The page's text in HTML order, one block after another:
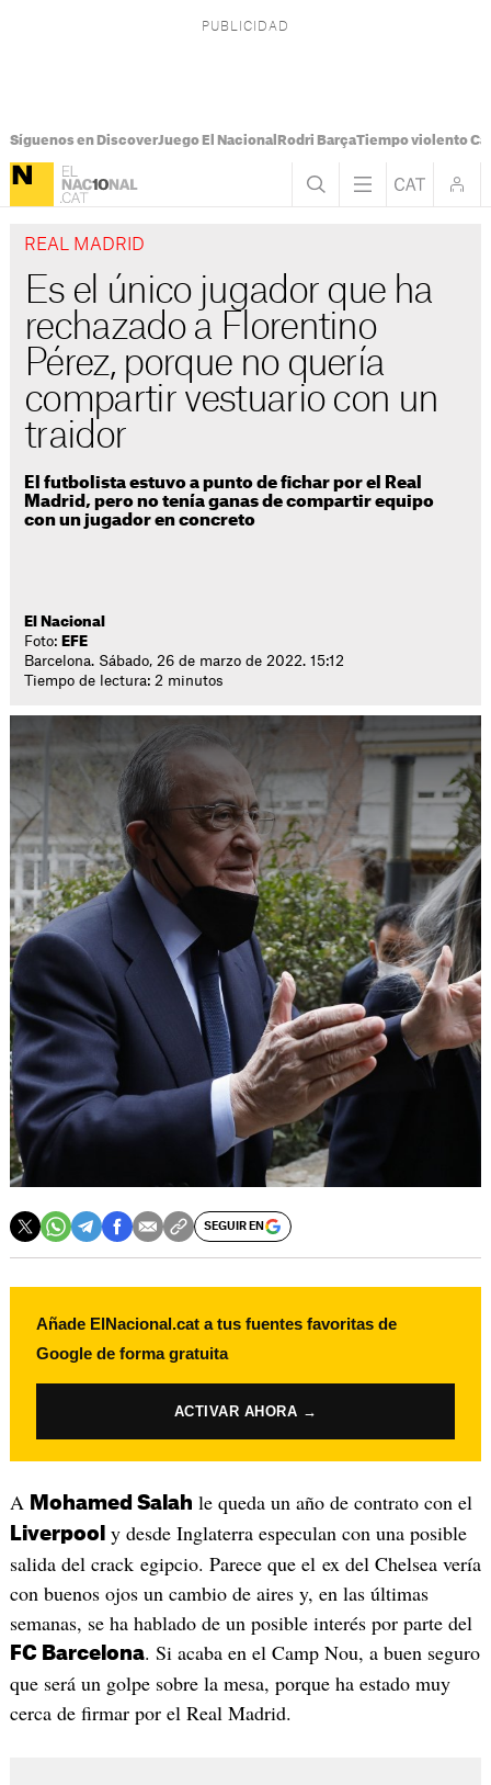
Síguenos en DiscoverJuego El Nacional Rodri BarçaTiempo violento
REAL MADRID
Es el único jugador que ha
rechazado a Florentino
Pérez, porque no quería
compartir vestuario con un
traidor
El futbolista estuvo a punto de fichar por el Real
Madrid, pero no tenía ganas de compartir equipo
con un jugador en concreto
El Nacional
Foto: EFE
Barcelona. Sábado, 26 de marzo de 2022. 15:12
Tiempo de lectura: 2 minutos
SEGUIR EN
Añade ElNacional.cat a tus fuentes favoritas de
Google de forma gratuita
ACTIVAR AHORA →
A Mohamed Salah le queda un año de contrato con el
Liverpool y desde Inglaterra especulan con una posible
salida del crack egipcio. Parece que el ex del Chelsea vería
con buenos ojos un cambio de aires y, en las últimas
semanas, se ha hablado de un posible interés por parte del
FC Barcelona. Si acaba en el Camp Nou, a buen seguro
que será un golpe sobre la mesa, porque ha estado muy
cerca de firmar por el Real Madrid.